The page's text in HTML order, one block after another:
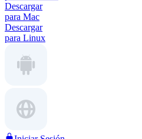
Descargar
para Mac
Descargar
para Linux